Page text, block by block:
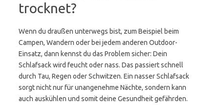
trocknet?
Wenn du draußen unterwegs bist, zum Beispiel beim
Campen, Wandern oder bei jedem anderen Outdoor-
Einsatz, dann kennst du das Problem sicher: Dein
Schlafsack wird feucht oder nass. Das passiert schnell
durch Tau, Regen oder Schwitzen. Ein nasser Schlafsack
sorgt nicht nur für unangenehme Nächte, sondern kann
auch auskühlen und somit deine Gesundheit gefährden.